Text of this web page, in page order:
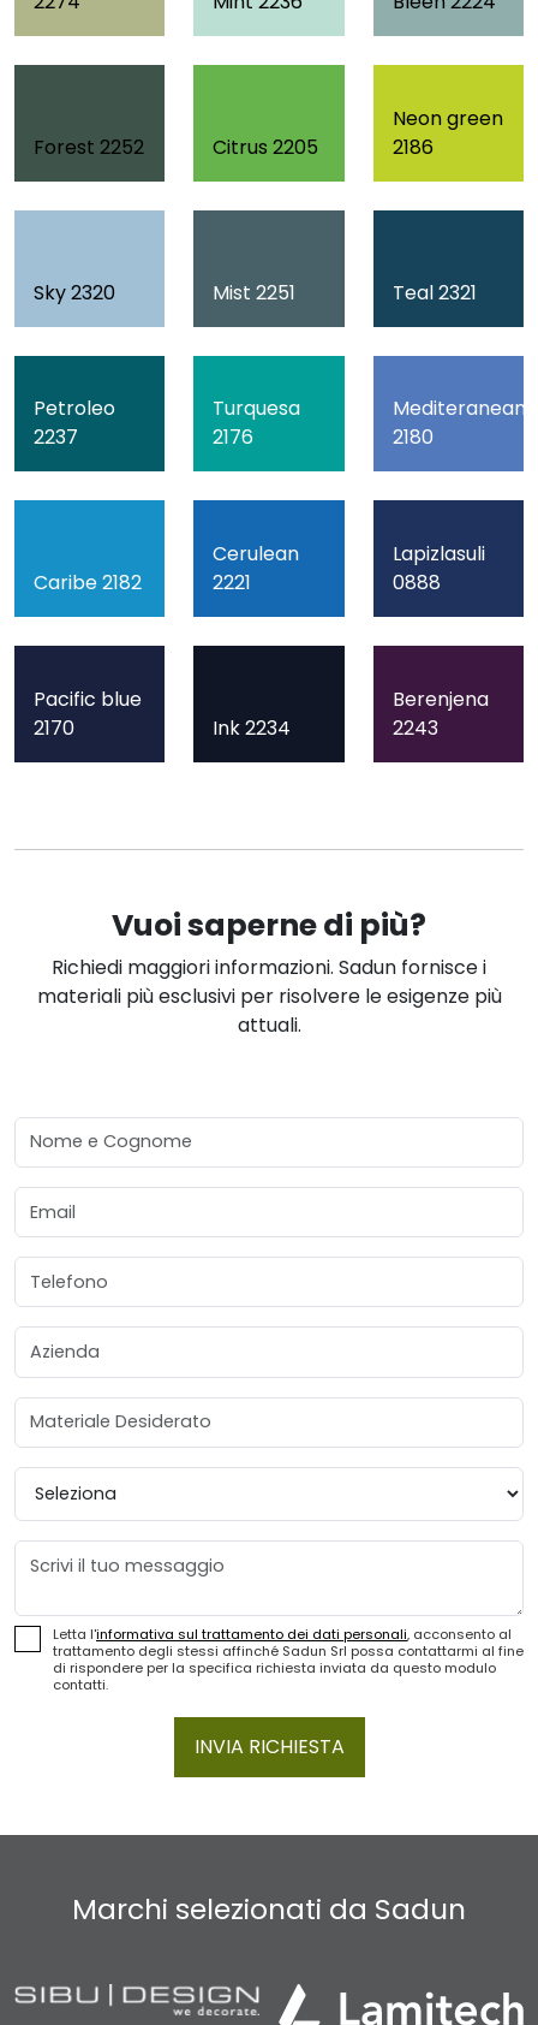
Forest 2252 Citrus 2205
Neon green
2186
Sky 2320 Mist 2251 Teal 2321
Petroleo
2237
Turquesa
2176
Mediteranean
2180
Caribe 2182
Cerulean
2221
Lapizlasuli
0888
Pacific blue
2170
Ink 2234
Berenjena
2243
Vuoi saperne di più?
Richiedi maggiori informazioni. Sadun fornisce i
materiali più esclusivi per risolvere le esigenze più
attuali.
Nome e Cognome
Email
Telefono
Azienda
Materiale Desiderato
Provincia
Messaggio
Letta l'informativa sul trattamento dei dati personali, acconsento al
trattamento degli stessi affinché Sadun Srl possa contattarmi al fine
di rispondere per la specifica richiesta inviata da questo modulo
contatti.
INVIA RICHIESTA
Marchi selezionati da Sadun